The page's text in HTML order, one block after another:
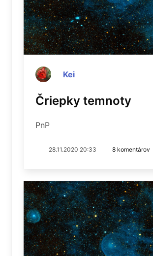
Kei
Čriepky temnoty
PnP
28.11.2020 20:33 8 komentárov